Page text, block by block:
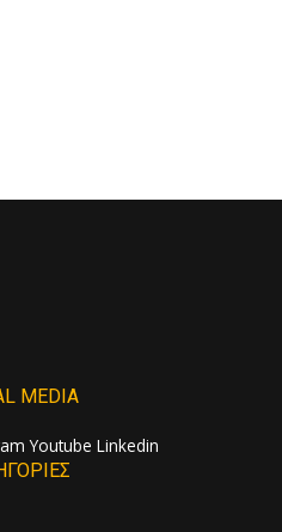
MEDIA
Youtube Linkedin